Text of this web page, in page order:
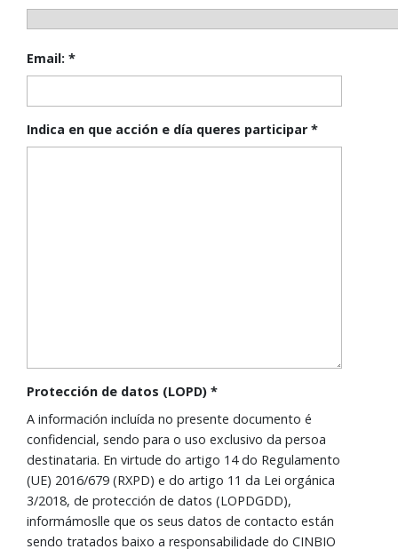
Email: *
Indica en que acción e día queres participar*
Protección de datos (LOPD) *
A información incluída no presente documento é
confidencial, sendo para o uso exclusivo da persoa
destinataria. En virtude do artigo 14 do Regulamento
(UE) 2016/679 (RXPD) e do artigo 11 da Lei orgánica
3/2018, de protección de datos (LOPDGDD),
informámoslle que os seus datos de contacto están
sendo tratados baixo a responsabilidade do CINBIO